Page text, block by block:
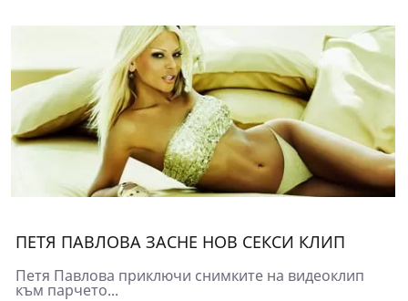
ПЕТЯ ПАВЛОВА ЗАСНЕ НОВ СЕКСИ КЛИП
Петя Павлова приключи снимките на видеоклип
към парчето...